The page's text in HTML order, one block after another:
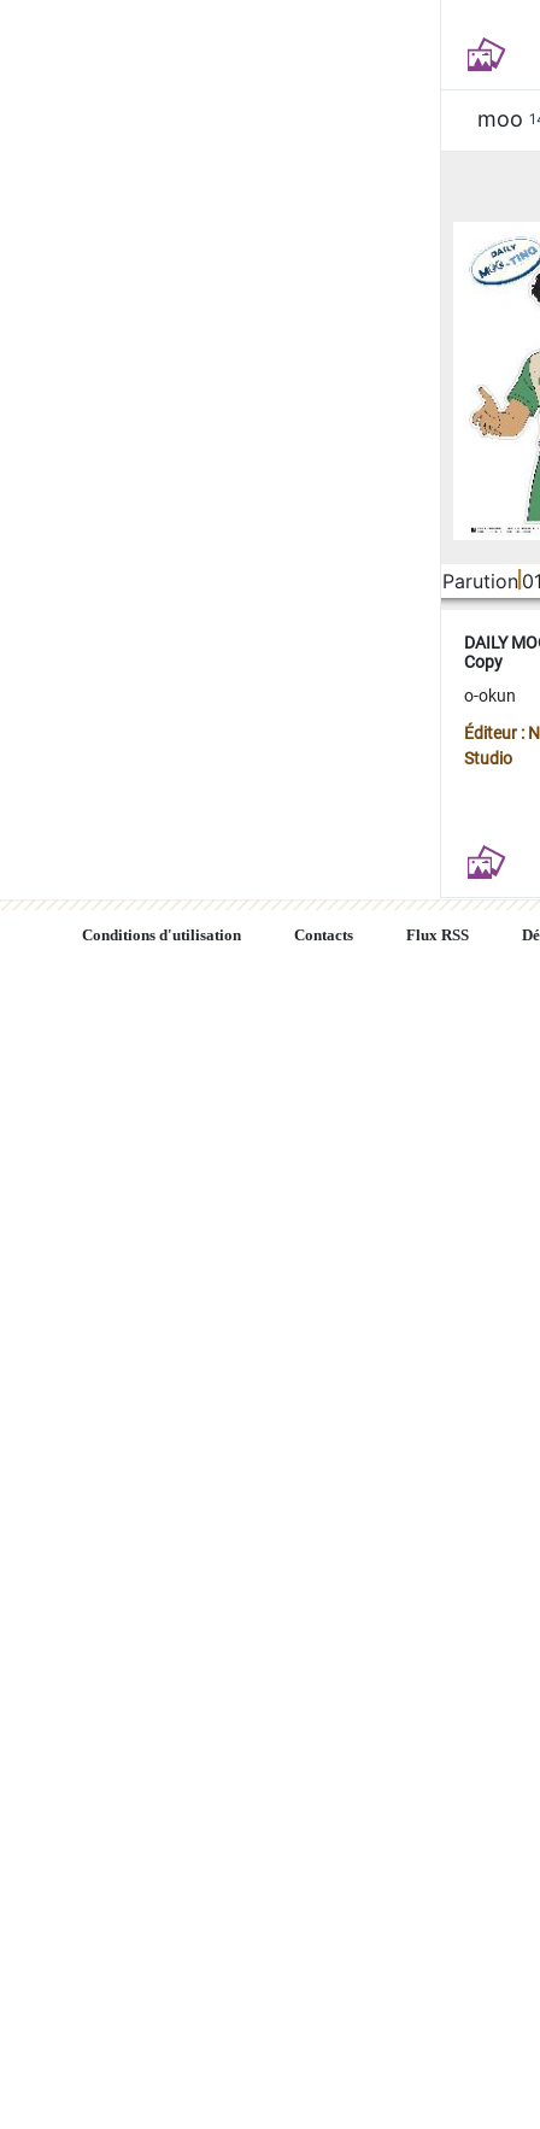
moo
Parution
DAILY
Copy
o-okun
Éditeur :
Studio
Conditions d'utilisation Contacts Flux RSS